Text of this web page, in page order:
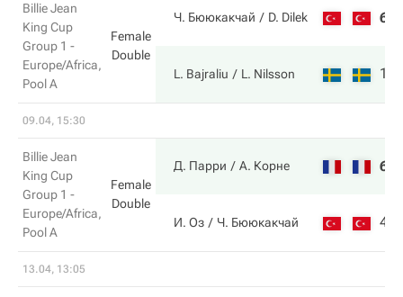
Billie Jean
King Cup
Group 1 -
Europe/Africa,
Pool A
Female
Double
Ч. Бююкакчай D. Dilek 6
L. Bajraliu L. Nilsson 1
09.04, 15:30
Billie Jean
King Cup
Group 1 -
Europe/Africa,
Pool A
Female
Double
Д. Парри А. Корне 6
И. Оз Ч. Бююкакчай 4
13.04, 13:05